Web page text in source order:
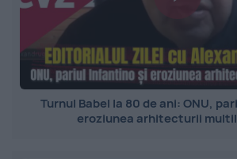
Turnul Babel la 80 de ani: ONU,
eroziunea arhitecturii